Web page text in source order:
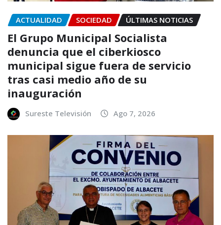
ACTUALIDAD SOCIEDAD ÚLTIMAS NOTICIAS
El Grupo Municipal Socialista
denuncia que el ciberkiosco
municipal sigue fuera de servicio
tras casi medio año de su
inauguración
Sureste Televisión Ago 7, 2026